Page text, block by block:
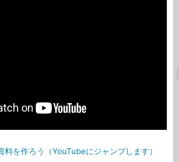
料を作ろう（YouTubeにジャンプします）